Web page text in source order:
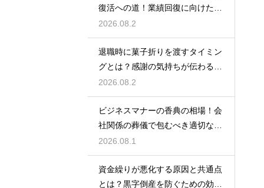
復活への道！業績回復に向けた事
業計画
2026.08.2
退職時に菓子折りを渡すタイミン
グとは？感謝の気持ちが伝わる正
しいマナー
2026.08.2
ビジネスマナーの香典の相場！会
社関係の葬儀で包むべき適切な金
額の目安
2026.08.1
資金繰りが悪化する原因と共通点
とは？黒字倒産を防ぐための効果